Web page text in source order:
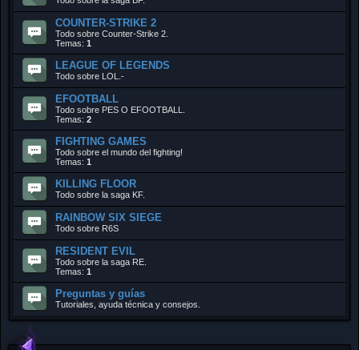
COUNTER-STRIKE 2
Todo sobre Counter-Strike 2.
Temas: 1
LEAGUE OF LEGENDS
Todo sobre LOL.-
EFOOTBALL
Todo sobre PES O EFOOTBALL.
Temas: 2
FIGHTING GAMES
Todo sobre el mundo del fighting!
Temas: 1
KILLING FLOOR
Todo sobre la saga KF.
RAINBOW SIX SIEGE
Todo sobre R6S
RESIDENT EVIL
Todo sobre la saga RE.
Temas: 1
Preguntas y guías
Tutoriales, ayuda técnica y consejos.